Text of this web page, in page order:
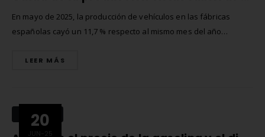
En mayo de 2025, la producción de vehículos en las fábricas
españolas cayó un 11,7 % respecto al mismo mes del año
enero–mayo. Este retroceso se explica principalmente por las
LEER MÁS
20
JUN-25
NOTICIAS
proveedores vs. Instalar tu
propio equipo de fabricación
de 2026 27 de mayo de 2026